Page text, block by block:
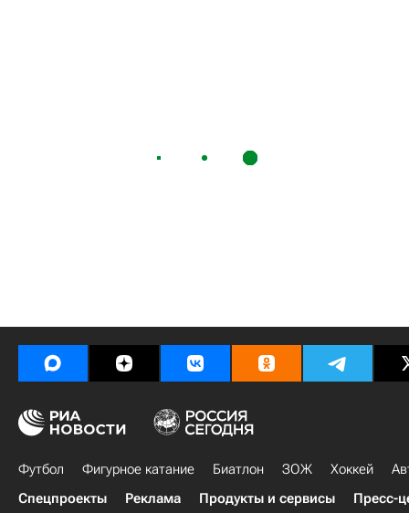
Футбол Фигурное катание Биатлон ЗОЖ Хоккей
Спецпроекты
Реклама Продукты и сервисы Пресс-